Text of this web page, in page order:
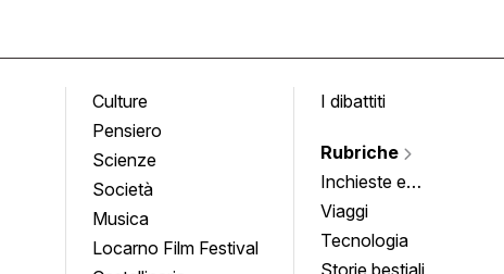
Culture
Pensiero
Scienze
Società
Musica
Locarno Film Festival
I dibattiti
Rubriche
Inchieste e
approfondimenti
Viaggi
Tecnologia
Storie bestiali